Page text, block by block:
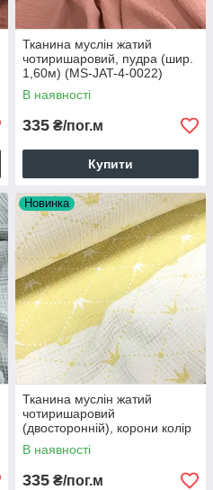
Тканина муслін жатий
чотиришаровий, пудра (шир.
1,60м) (MS-JAT-4-0022)
В наявності
335 ₴/пог.м
Купити
Новинка
Тканина муслін жатий
чотиришаровий
(двосторонній), корони колір
жовтий (шир. 1,3м)(MS-JAT-
4-0068)
В наявності
335 ₴/пог.м